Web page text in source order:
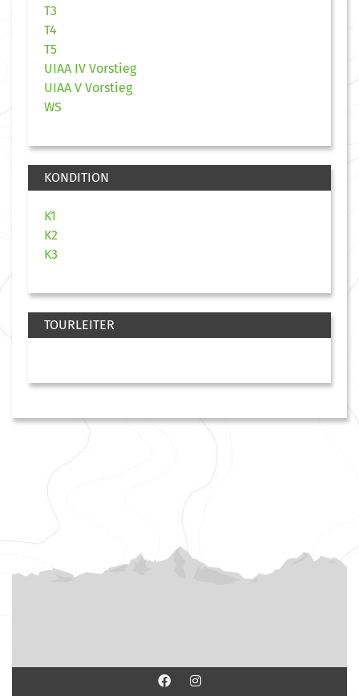
T3
T4
T5
UIAA IV Vorstieg
UIAA V Vorstieg
WS
KONDITION
K1
K2
K3
TOURLEITER